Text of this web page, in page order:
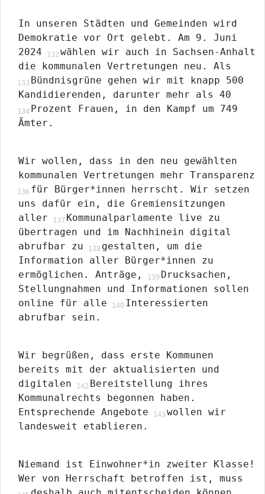
In unseren Städten und Gemeinden wird
Demokratie vor Ort gelebt. Am 9. Juni
2024
wählen wir auch in Sachsen-Anhalt
die kommunalen Vertretungen neu. Als
Bündnisgrüne gehen wir mit knapp 500
Kandidierenden, darunter mehr als 40
Prozent Frauen, in den Kampf um 749
Ämter.
Wir wollen, dass in den neu gewählten
kommunalen Vertretungen mehr Transparenz
für Bürger*innen herrscht. Wir setzen
uns dafür ein, die Gremiensitzungen
aller
Kommunalparlamente live zu
übertragen und im Nachhinein digital
abrufbar zu
gestalten, um die
Information aller Bürger*innen zu
ermöglichen. Anträge,
Drucksachen,
Stellungnahmen und Informationen sollen
online für alle
Interessierten
abrufbar sein.
Wir begrüßen, dass erste Kommunen
bereits mit der aktualisierten und
digitalen
Bereitstellung ihres
Kommunalrechts begonnen haben.
Entsprechende Angebote
wollen wir
landesweit etablieren.
Niemand ist Einwohner*in zweiter Klasse!
Wer von Herrschaft betroffen ist, muss